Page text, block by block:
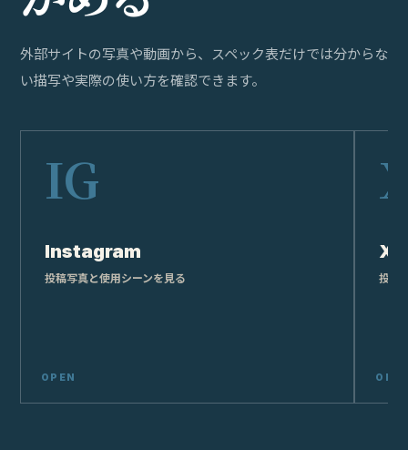
外部サイトの写真や動画から、スペック表だけでは分からな
い描写や実際の使い方を確認できます。
Instagram
投稿写真と使用シーンを見る
X
投稿